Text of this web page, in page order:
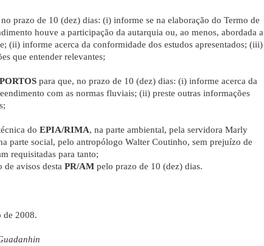
prazo de 10 (dez) dias: (i) informe se na elaboração do Termo de
houve a participação da autarquia ou, ao menos, abordada a
(ii) informe acerca da conformidade dos estudos apresentados; (iii)
que entender relevantes;
para que, no prazo de 10 (dez) dias: (i) informe acerca da
com as normas fluviais; (ii) preste outras informações
do EPIA/RIMA, na parte ambiental, pela servidora Marly
parte social, pelo antropólogo Walter Coutinho, sem prejuízo de
requisitadas para tanto;
avisos desta PR/AM pelo prazo de 10 (dez) dias.
de 2008.